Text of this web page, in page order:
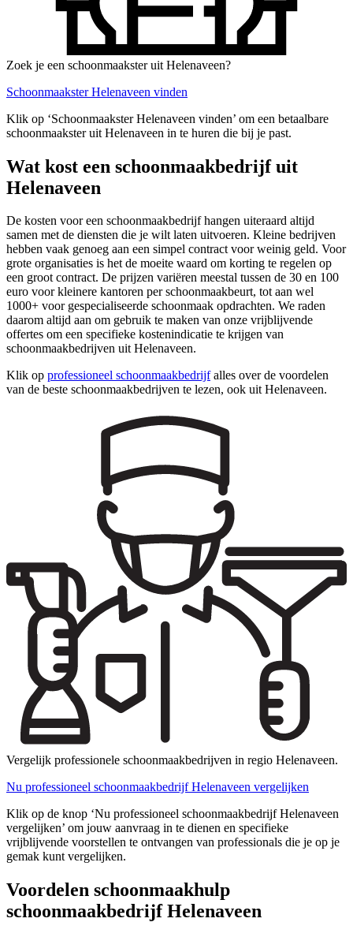
Zoek je een schoonmaakster uit Helenaveen?
Schoonmaakster Helenaveen vinden
Klik op ‘Schoonmaakster Helenaveen vinden’ om een betaalbare
schoonmaakster uit Helenaveen in te huren die bij je past.
Wat kost een schoonmaakbedrijf uit
Helenaveen
De kosten voor een schoonmaakbedrijf hangen uiteraard altijd
samen met de diensten die je wilt laten uitvoeren. Kleine bedrijven
hebben vaak genoeg aan een simpel contract voor weinig geld. Voor
grote organisaties is het de moeite waard om korting te regelen op
een groot contract. De prijzen variëren meestal tussen de 30 en 100
euro voor kleinere kantoren per schoonmaakbeurt, tot aan wel
1000+ voor gespecialiseerde schoonmaak opdrachten. We raden
daarom altijd aan om gebruik te maken van onze vrijblijvende
offertes om een specifieke kostenindicatie te krijgen van
schoonmaakbedrijven uit Helenaveen.
Klik op professioneel schoonmaakbedrijfalles over de voordelen
van de beste schoonmaakbedrijven te lezen, ook uit Helenaveen.
Vergelijk professionele schoonmaakbedrijven in regio Helenaveen.
Nu professioneel schoonmaakbedrijf Helenaveen vergelijken
Klik op de knop ‘Nu professioneel schoonmaakbedrijf Helenaveen
vergelijken’ om jouw aanvraag in te dienen en specifieke
vrijblijvende voorstellen te ontvangen van professionals die je op je
gemak kunt vergelijken.
Voordelen schoonmaakhulp
schoonmaakbedrijf Helenaveen